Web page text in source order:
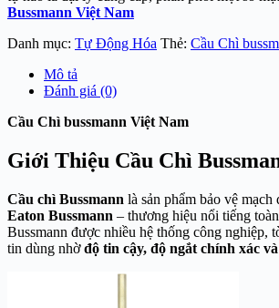
Bussmann Việt Nam
Danh mục: Tự Động Hóa Thẻ: Cầu Chì
Mô tả
Đánh giá (0)
Cầu Chì bussmann Việt Nam
Giới Thiệu Cầu Chì
Cầu chì Bussmann là sản phẩm bảo vệ
Eaton Bussmann – thương hiệu nổi tiếng
Bussmann được nhiều hệ thống công nghiệp,
tin dùng nhờđộ tin cậy, độ ngắt chính xác